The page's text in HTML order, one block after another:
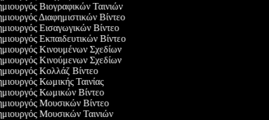
Βιογραφικών Ταινιών
Διαφημιστικών Βίντεο
Εισαγωγικών Βίντεο
Εκπαιδευτικών Βίντεο
Κινουμένων Σχεδίων
Κινούμενων Σχεδίων
Κολλάζ Βίντεο
Κωμικής Ταινίας
Κωμικών Βίντεο
Μουσικών Βίντεο
Μουσικών Ταινιών